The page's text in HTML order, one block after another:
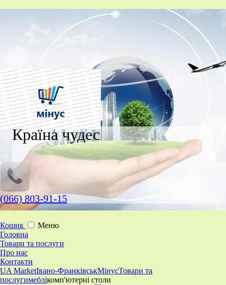
Країна чудес
(066) 803-91-15
Кошик
Меню
Головна
Товари та послуги
Про нас
Контакти
UA MarketІвано-ФранківськМінусТовари та
послугимеблікомп'ютерні столи